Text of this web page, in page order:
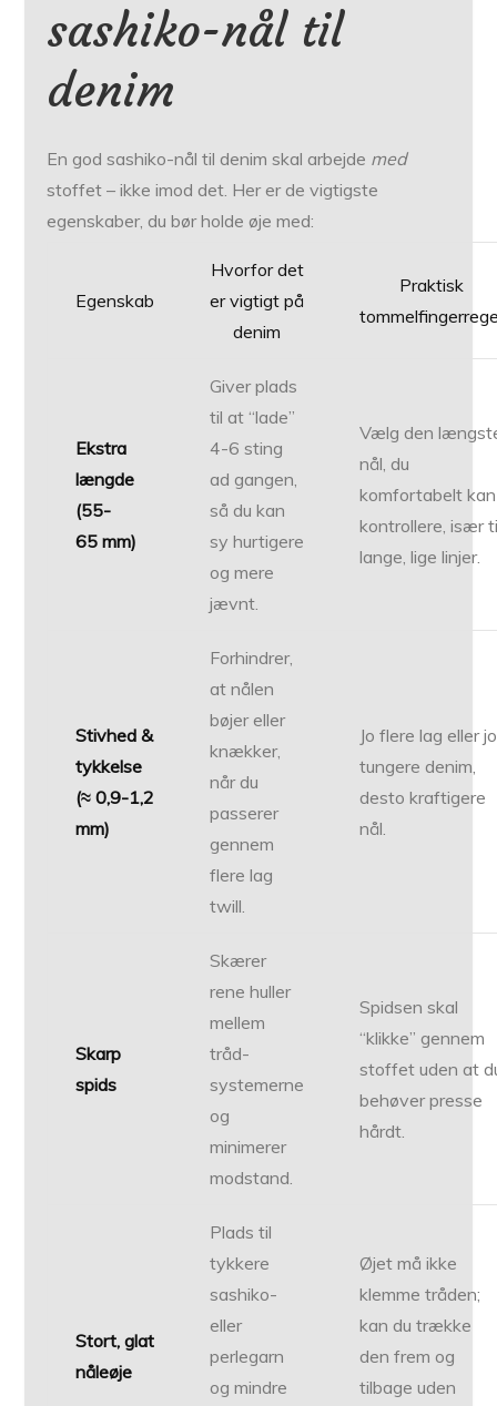
sashiko-nål til
denim
En god sashiko-nål til denim skal arbejde med
stoffet – ikke imod det. Her er de vigtigste
egenskaber, du bør holde øje med:
Egenskab
Hvorfor det
er vigtigt på
denim
Praktisk
Ekstra
længde
(55-
65 mm)
Giver plads
til at “lade”
4-6 sting
ad gangen,
så du kan
sy hurtigere
og mere
jævnt.
Vælg den
nål, du
komfortabelt kan
kontrollere, især
lange, lige linjer.
Stivhed &
tykkelse
(≈ 0,9-1,2
mm)
Forhindrer,
at nålen
bøjer eller
knækker,
når du
passerer
gennem
flere lag
twill.
Jo flere lag eller jo
tungere denim,
desto kraftigere
nål.
Skarp
spids
Skærer
rene huller
mellem
tråd­
systemerne
og
minimerer
modstand.
Spidsen skal
“klikke” gennem
stoffet uden at
behøver presse
hårdt.
Stort, glat
nåleøje
Plads til
tykkere
sashiko-
eller
perlegarn
og mindre
Øjet må ikke
klemme tråden;
kan du trække
den frem og
tilbage uden